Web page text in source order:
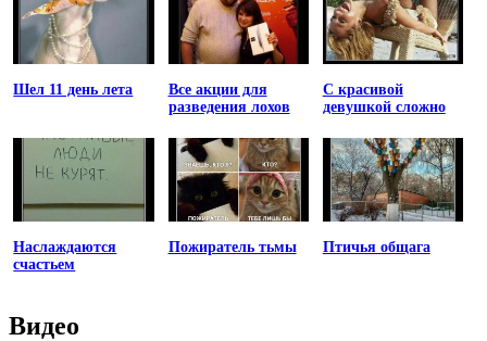
Шел 11 день лета
Все акции для
разведения лохов
С красивой
девушкой сложно
Наслаждаются
счастьем
Пожиратель тьмы Птичья общага
Видео